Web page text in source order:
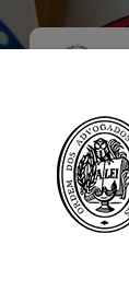
to
main